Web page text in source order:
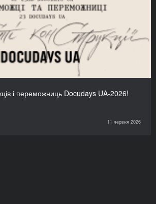
і переможниць Docudays UA-2026!
11 червня 2026